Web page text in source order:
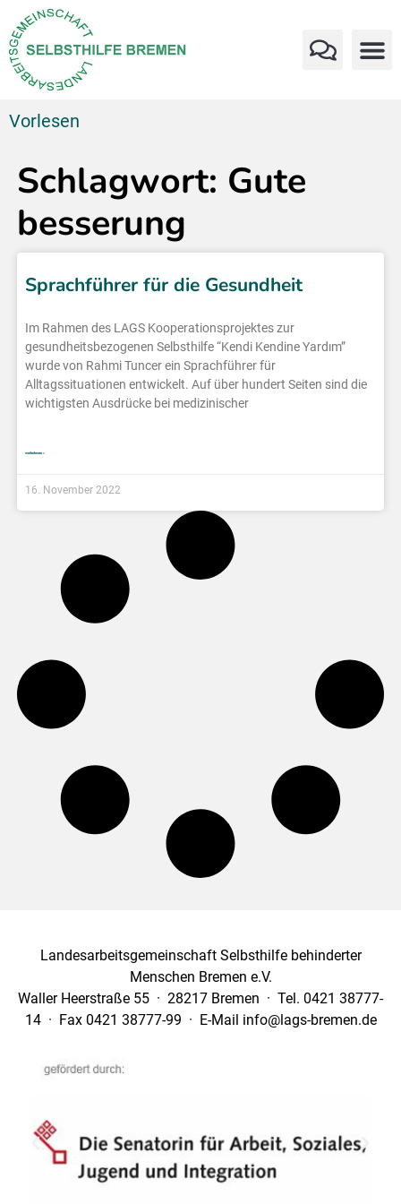
Vorlesen
Schlagwort: Gute
besserung
Sprachführer für die Gesundheit
Im Rahmen des LAGS Kooperationsprojektes zur
gesundheitsbezogenen Selbsthilfe “Kendi Kendine Yardım”
wurde von Rahmi Tuncer ein Sprachführer für
Alltagssituationen entwickelt. Auf über hundert Seiten sind die
wichtigsten Ausdrücke bei medizinischer
weiterlesen »
16. November 2022
Landesarbeitsgemeinschaft Selbsthilfe behinderter
Menschen Bremen e.V.
Waller Heerstraße 55 · 28217 Bremen · Tel. 0421 38777-
14 · Fax 0421 38777-99 · E-Mail info@lags-bremen.de